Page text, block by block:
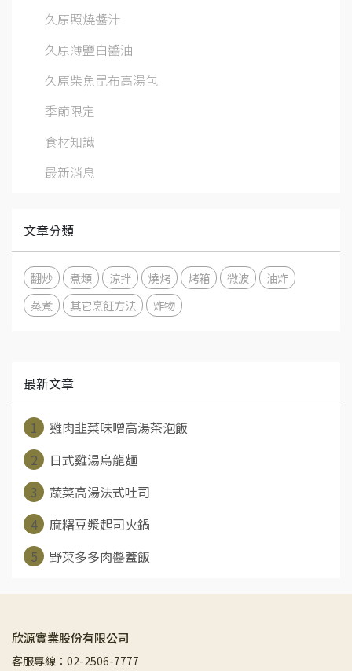
久原照燒醬汁
久原薄鹽白醬油
久原柴魚昆布高湯包
季節限定
食材知識
最新消息
文章分類
翻炒 煮類 涼拌 燒烤 烤箱 微波
油炸
蒸煮
其它烹飪方法 炸物
最新文章
1
雞肉韭菜味噌高湯茶泡飯
2
日式雞湯烏龍麵
3
蔬菜高湯法式吐司
4
麻糬豆漿起司火鍋
5
野菜多多肉醬蓋飯
欣源實業股份有限公司
客服專線：02-2506-7777